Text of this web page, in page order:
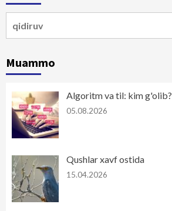
Muammo
Algoritm va til: kim g'olib?
05.08.2026
Qushlar xavf ostida
15.04.2026